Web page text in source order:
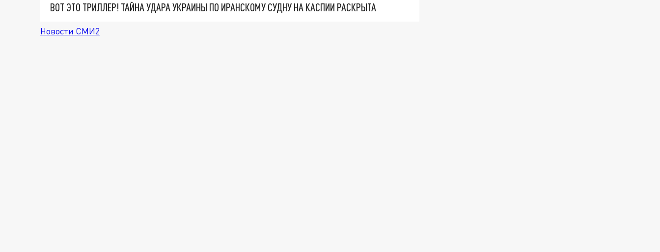
ВОТ ЭТО ТРИЛЛЕР! ТАЙНА УДАРА УКРАИНЫ ПО ИРАНСКОМУ СУДНУ НА КАСПИИ РАСКРЫТА
Новости СМИ2